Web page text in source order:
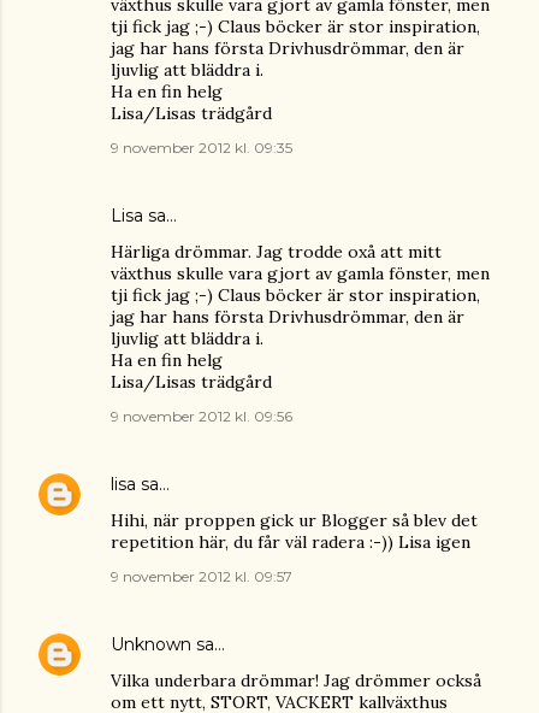
växthus skulle vara gjort av gamla fönster, men
tji fick jag ;-) Claus böcker är stor inspiration,
jag har hans första Drivhusdrömmar, den är
ljuvlig att bläddra i.
Ha en fin helg
Lisa/Lisas trädgård
9 november 2012 kl. 09:35
Lisa sa…
Härliga drömmar. Jag trodde oxå att mitt
växthus skulle vara gjort av gamla fönster, men
tji fick jag ;-) Claus böcker är stor inspiration,
jag har hans första Drivhusdrömmar, den är
ljuvlig att bläddra i.
Ha en fin helg
Lisa/Lisas trädgård
9 november 2012 kl. 09:56
lisa sa…
Hihi, när proppen gick ur Blogger så blev det
repetition här, du får väl radera :-)) Lisa igen
9 november 2012 kl. 09:57
Unknown sa…
Vilka underbara drömmar! Jag drömmer också
om ett nytt, STORT, VACKERT kallväxthus